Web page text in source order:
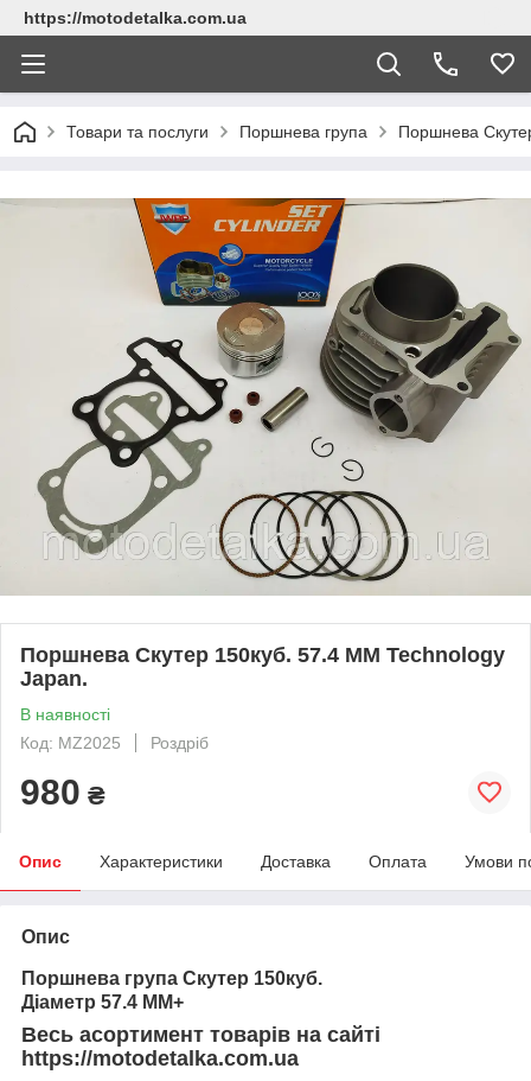
https://motodetalka.com.ua
Товари та послуги Поршнева група Поршнева
Поршнева Скутер 150куб. 57.4 MM Technology
Japan.
В наявності
Код: MZ2025
Роздріб
980 ₴
Опис Характеристики Доставка Оплата Умови
Опис
Поршнева група Скутер 150куб.
Діаметр 57.4 MM+
Весь асортимент товарів на сайті
https://motodetalka.com.ua